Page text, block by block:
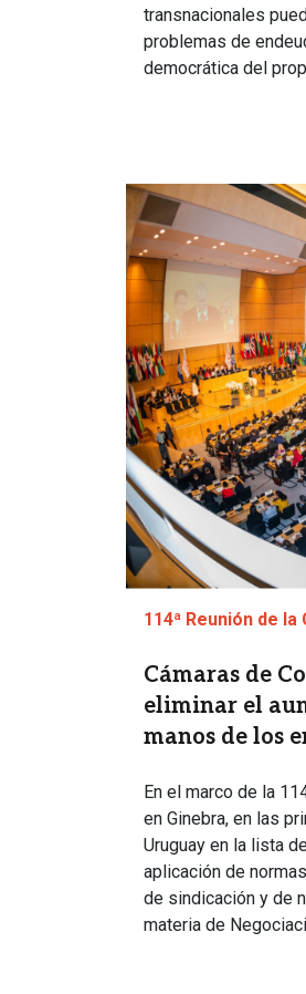
transnacionales
problemas de
democrática del
Imagen
114ª Reunión de
Cámaras de
eliminar el
manos de los
En el marco de la
en Ginebra, en las
Uruguay en la lista
aplicación de
de sindicación y de
materia de